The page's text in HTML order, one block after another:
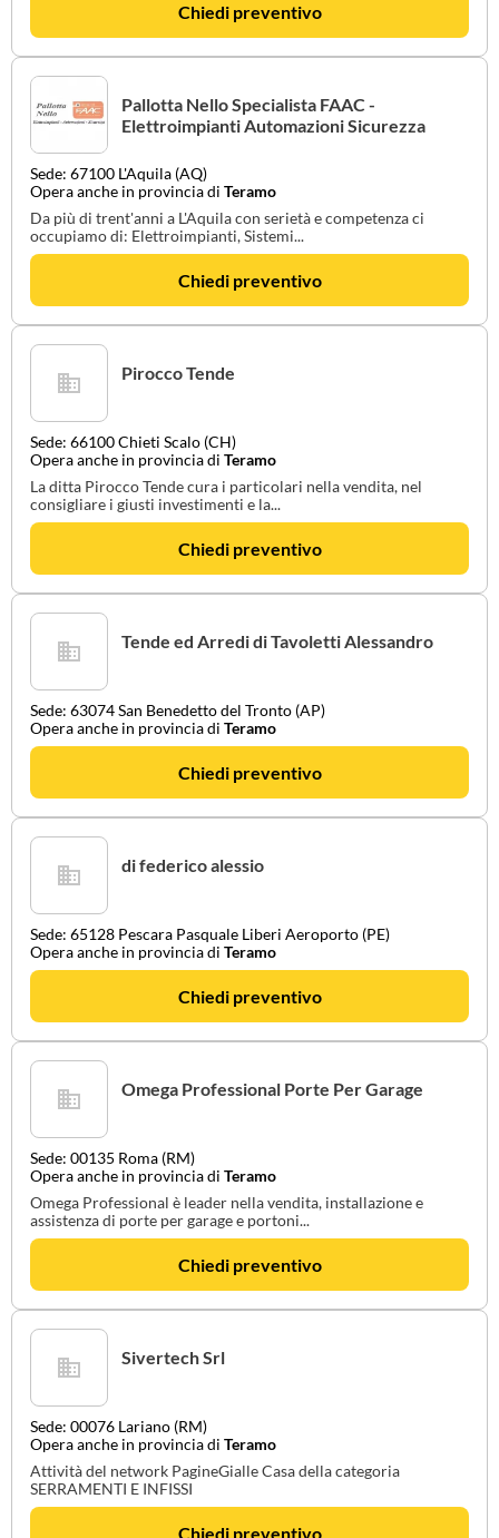
Chiedi preventivo
Pallotta Nello Specialista FAAC -
Elettroimpianti Automazioni Sicurezza
Sede: 67100 L'Aquila (AQ)
Opera anche in provincia di Teramo
Da più di trent'anni a L'Aquila con serietà e competenza ci
occupiamo di: Elettroimpianti, Sistemi...
Chiedi preventivo
Pirocco Tende
Sede: 66100 Chieti Scalo (CH)
Opera anche in provincia di Teramo
La ditta Pirocco Tende cura i particolari nella vendita, nel
consigliare i giusti investimenti e la...
Chiedi preventivo
Tende ed Arredi di Tavoletti Alessandro
Sede: 63074 San Benedetto del Tronto (AP)
Opera anche in provincia di Teramo
Chiedi preventivo
di federico alessio
Sede: 65128 Pescara Pasquale Liberi Aeroporto (PE)
Opera anche in provincia di Teramo
Chiedi preventivo
Omega Professional Porte Per Garage
Sede: 00135 Roma (RM)
Opera anche in provincia di Teramo
Omega Professional è leader nella vendita, installazione e
assistenza di porte per garage e portoni...
Chiedi preventivo
Sivertech Srl
Sede: 00076 Lariano (RM)
Opera anche in provincia di Teramo
Attività del network PagineGialle Casa della categoria
SERRAMENTI E INFISSI
Chiedi preventivo